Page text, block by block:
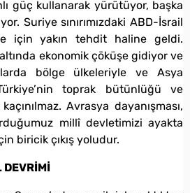
güç kullanarak yürütüyor, başka
Suriye sınırımızdaki ABD-İsrail
için yakın tehdit haline geldi.
ekonomik çöküşe gidiyor ve
bölge ülkeleriyle ve Asya
toprak bütünlüğü ve
Avrasya dayanışması,
millî devletimizi ayakta
biricik çıkış yoludur.
DEVRİMİ